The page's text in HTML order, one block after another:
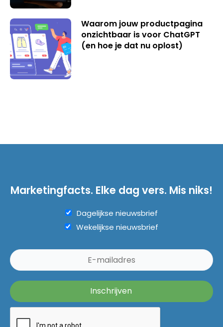
Waarom jouw productpagina
onzichtbaar is voor ChatGPT
(en hoe je dat nu oplost)
Marketingfacts. Elke dag vers. Mis niks!
Dagelijkse nieuwsbrief
Wekelijkse nieuwsbrief